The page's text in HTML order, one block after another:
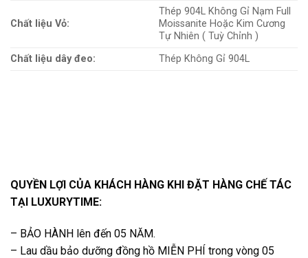
Chất liệu Vỏ:
Thép 904L Không Gỉ Nạm Full
Moissanite Hoặc Kim Cương
Tự Nhiên ( Tuỳ Chỉnh )
Chất liệu dây đeo:
Thép Không Gỉ 904L
QUYỀN LỢI CỦA KHÁCH HÀNG KHI ĐẶT HÀNG CHẾ TÁC
TẠI LUXURYTIME:
– BẢO HÀNH lên đến 05 NĂM.
– Lau dầu bảo dưỡng đồng hồ MIỄN PHÍ trong vòng 05